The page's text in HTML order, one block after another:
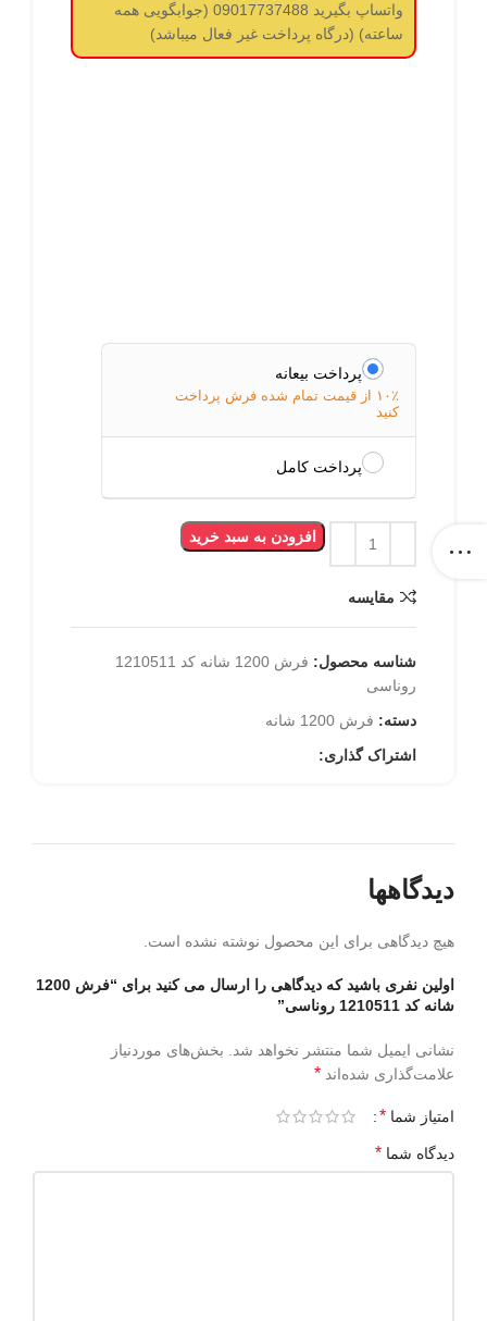
واتساپ بگیرید 09017737488 (جوابگویی همه
ساعته) (درگاه پرداخت غیر فعال میباشد)
پرداخت بیعانه
۱۰٪ از قیمت تمام شده فرش پرداخت
کنید
پرداخت کامل
افزودن به سبد خرید
مقایسه
شناسه محصول:
فرش 1200 شانه کد 1210511
روناسی
دسته: فرش 1200 شانه
اشتراک گذاری:
دیدگاهها
هیچ دیدگاهی برای این محصول نوشته نشده است.
اولین نفری باشید که دیدگاهی را ارسال می کنید برای “فرش 1200
شانه کد 1210511 روناسی”
نشانی ایمیل شما منتشر نخواهد شد. بخش‌های موردنیاز
علامت‌گذاری شده‌اند *
امتیاز شما *
دیدگاه شما *